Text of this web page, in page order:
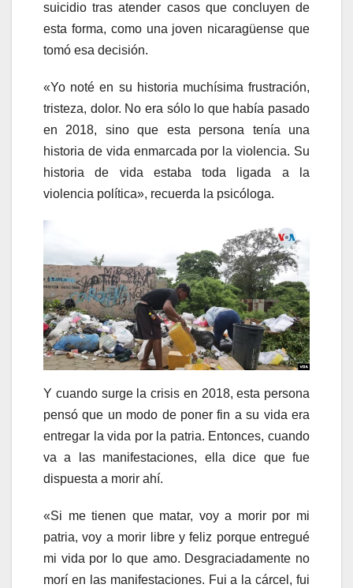
suicidio tras atender casos que concluyen de
esta forma, como una joven nicaragüense que
tomó esa decisión.
«Yo noté en su historia muchísima frustración,
tristeza, dolor. No era sólo lo que había pasado
en 2018, sino que esta persona tenía una
historia de vida enmarcada por la violencia. Su
historia de vida estaba toda ligada a la
violencia política», recuerda la psicóloga.
Y cuando surge la crisis en 2018, esta persona
pensó que un modo de poner fin a su vida era
entregar la vida por la patria. Entonces, cuando
va a las manifestaciones, ella dice que fue
dispuesta a morir ahí.
«Si me tienen que matar, voy a morir por mi
patria, voy a morir libre y feliz porque entregué
mi vida por lo que amo. Desgraciadamente no
morí en las manifestaciones. Fui a la cárcel, fui